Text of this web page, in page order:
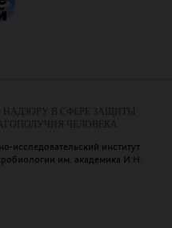
В СФЕРЕ ЗАЩИТЫ
ЧЕЛОВЕКА
исследовательский институт
им. академика И.Н.